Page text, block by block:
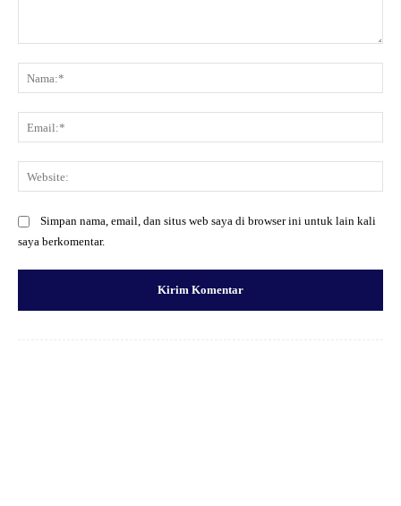
Simpan nama, email, dan situs web saya di browser ini untuk lain kali
saya berkomentar.